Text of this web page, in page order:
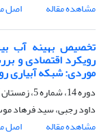
مشاهده مقاله
اصل
تخصیص بهینه آب
رویکرد اقتصادی و
موردی: شبکه آبیاری
دوره 14، شماره 5، زمستان 1397، صفحه
داود رجبی، سید فرهاد
مشاهده مقاله
اصل